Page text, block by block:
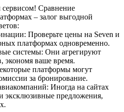
Сравнение
– залог выгодной
Проверьте цены на Seven и
платформах одновременно.
системы: Они агрегируют
экономя ваше время.
платформы могут
за бронирование.
Иногда на сайтах
эксклюзивные предложения,